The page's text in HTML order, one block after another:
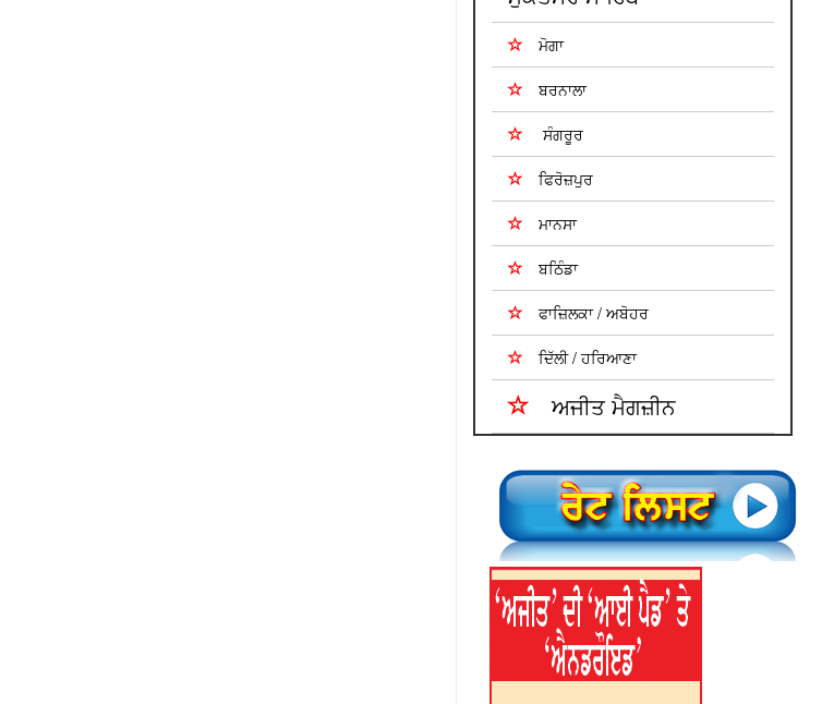
ਮੋਗਾ
ਬਰਨਾਲਾ
ਸੰਗਰੂਰ
ਫਿਰੋਜ਼ਪੁਰ
ਮਾਨਸਾ
ਬਠਿੰਡਾ
ਫਾਜ਼ਿਲਕਾ / ਅਬੋਹਰ
ਦਿੱਲੀ / ਹਰਿਆਣਾ
ਅਜੀਤ ਮੈਗਜ਼ੀਨ